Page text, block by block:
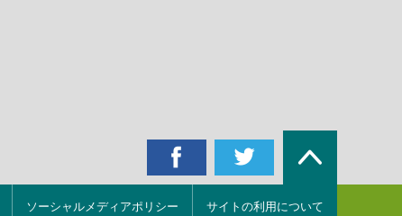
ソーシャルメディアポリシー サイトの利用について